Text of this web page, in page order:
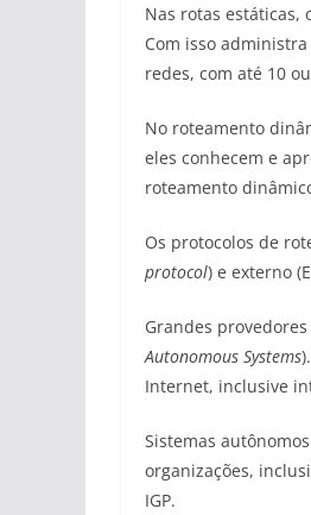
Nas rotas estáticas,
Com isso
redes, com até 10
No roteamento
eles conhecem e
roteamento
Os protocolos de
protocol) e externo
Grandes
Autonomous Systems
Internet, inclusive
Sistemas
organizações,
IGP.